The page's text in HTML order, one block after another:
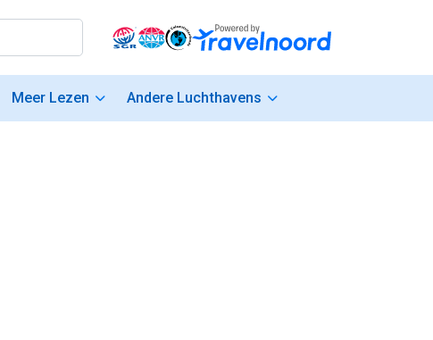
Meer Lezen Andere Luchthavens